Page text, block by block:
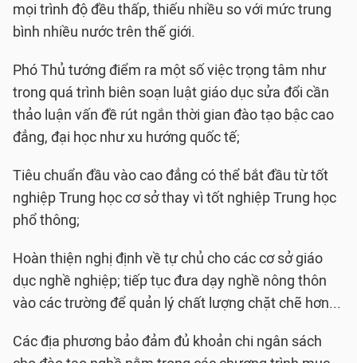
mọi trình độ đều thấp, thiếu nhiều so với mức trung
bình nhiều nước trên thế giới.
Phó Thủ tướng điểm ra một số việc trọng tâm như
trong quá trình biên soạn luật giáo dục sửa đổi cần
thảo luận vấn đề rút ngắn thời gian đào tạo bậc cao
đẳng, đại học như xu hướng quốc tế;
Tiêu chuẩn đầu vào cao đẳng có thể bắt đầu từ tốt
nghiệp Trung học cơ sở thay vì tốt nghiệp Trung học
phổ thông;
Hoàn thiện nghị định về tự chủ cho các cơ sở giáo
dục nghề nghiệp; tiếp tục đưa dạy nghề nông thôn
vào các trường để quản lý chất lượng chặt chẽ hơn...
Các địa phương bảo đảm đủ khoản chi ngân sách